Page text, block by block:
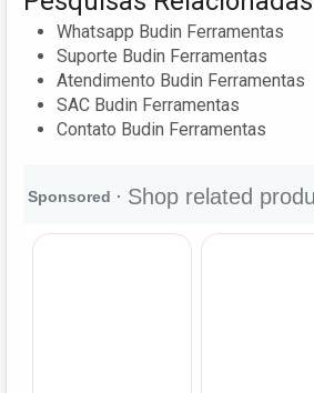
Whatsapp Budin Ferramentas
Suporte Budin Ferramentas
Atendimento Budin Ferramentas
SAC Budin Ferramentas
Contato Budin Ferramentas